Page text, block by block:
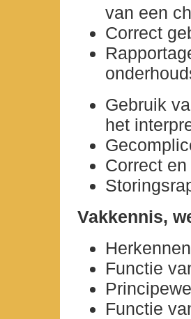
van een
Correct
Gebruik
het
Correct
Vakkennis,
Functie
Functie